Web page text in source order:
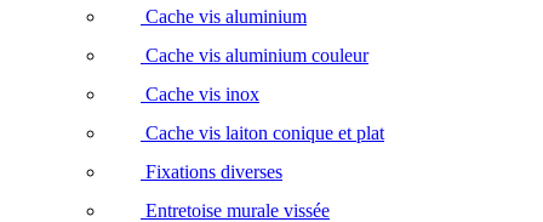
Cache vis aluminium
Cache vis aluminium couleur
Cache vis inox
Cache vis laiton conique et plat
Fixations diverses
Entretoise murale vissée